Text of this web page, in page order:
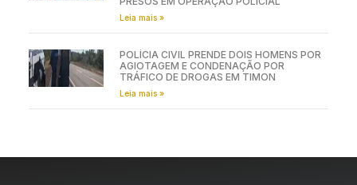
Leia mais »
POLÍCIA CIVIL PRENDE DOIS HOMENS POR
AGIOTAGEM E CONDENAÇÃO POR
TRÁFICO DE DROGAS EM TIMON
Leia mais »